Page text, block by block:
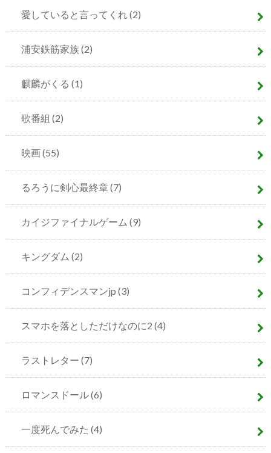
愛していると言ってくれ(2)
浦安鉄筋家族(2)
麒麟がくる (1)
歌番組 (2)
映画(55)
るろうに剣心最終章(7)
カイジファイナルゲーム (9)
キングダム (2)
コンフィデンスマンjp (3)
スマホを落としただけなのに2 (4)
ラストレター (7)
ロマンスドール(6)
一度死んでみた (4)